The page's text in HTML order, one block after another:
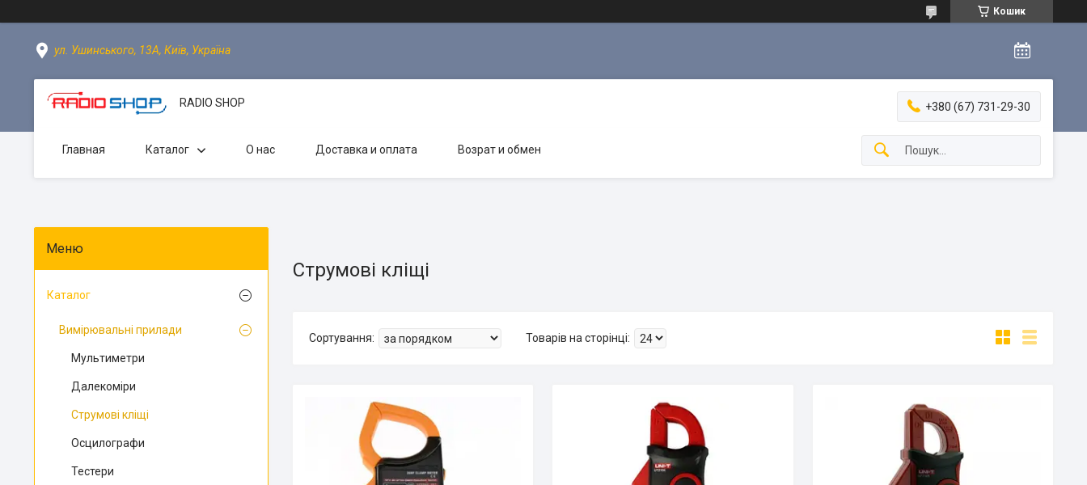
Кошик
ул. Ушинського, 13А, Київ, Україна
RADIO SHOP +380 (67) 731-29-30
Главная Каталог О нас Доставка и оплата Возрат и обмен
Струмові кліщі
Каталог
Вимірювальні прилади
Мультиметри
Далекоміри
Струмові кліщі
Осцилографи
Тестери